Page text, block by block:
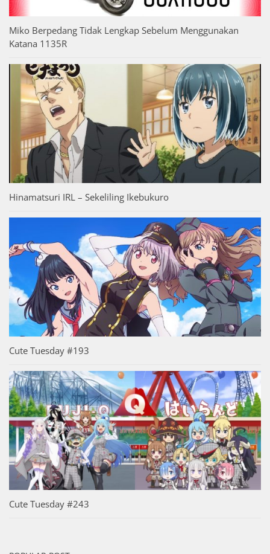
Miko Berpedang Tidak Lengkap Sebelum Menggunakan
Katana 1135R
Hinamatsuri IRL – Sekeliling Ikebukuro
Cute Tuesday #193
Cute Tuesday #243